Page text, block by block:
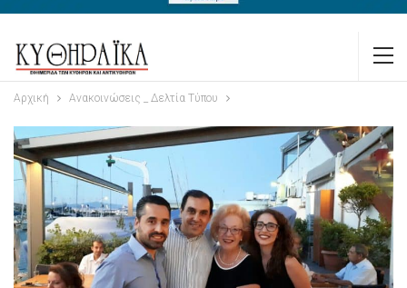
Αρχική Ανακοινώσεις _ Δελτία Τύπου